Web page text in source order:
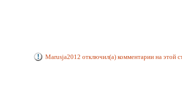
Marusja2012 отключил(а) комментарии на этой